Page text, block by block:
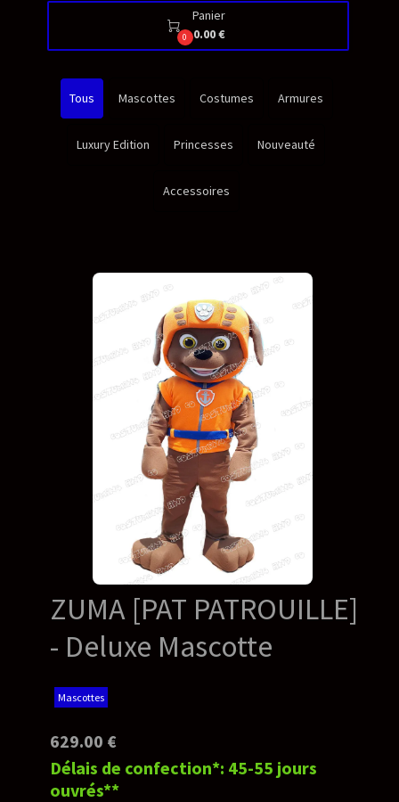

0
Panier
0.00 €
Tous Mascottes Costumes Armures
Luxury Edition Princesses Nouveauté
Accessoires
ZUMA [PAT PATROUILLE]
- Deluxe Mascotte
Mascottes
629.00 €
Délais de confection*: 45-55 jours
ouvrés**